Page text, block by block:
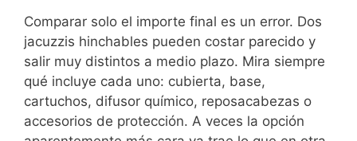
Comparar solo el importe final es un error. Dos
jacuzzis hinchables pueden costar parecido y
salir muy distintos a medio plazo. Mira siempre
qué incluye cada uno: cubierta, base,
cartuchos, difusor químico, reposacabezas o
accesorios de protección. A veces la opción